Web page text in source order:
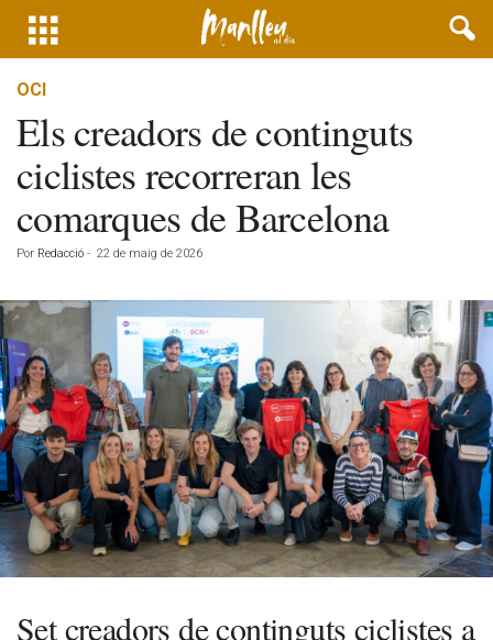
OCI
Els creadors de continguts
ciclistes recorreran les
comarques de Barcelona
Por Redacció - 22 de maig de 2026
Set creadors de continguts ciclistes a